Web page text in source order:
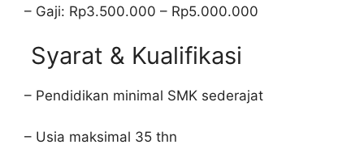
– Gaji: Rp3.500.000 – Rp5.000.000
Syarat & Kualifikasi
– Pendidikan minimal SMK sederajat
– Usia maksimal 35 thn